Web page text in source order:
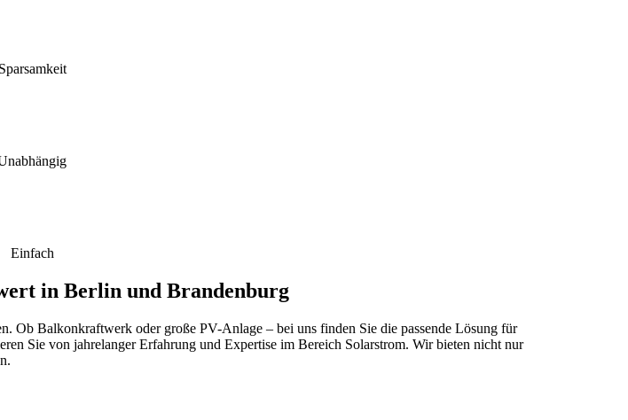
Sparsamkeit
Einfach
in Berlin und Brandenburg
Ob Balkonkraftwerk oder große PV-Anlage – bei uns finden Sie die passende Lösung für
Sie von jahrelanger Erfahrung und Expertise im Bereich Solarstrom. Wir bieten nicht nur